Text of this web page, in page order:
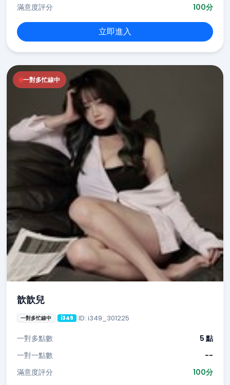
滿意度評分
100分
立即進入
一對多忙線中
歆歆兒
一對多忙線中 i349 ID: i349_301225
一對多點數
5 點
一對一點數
--
滿意度評分
100分